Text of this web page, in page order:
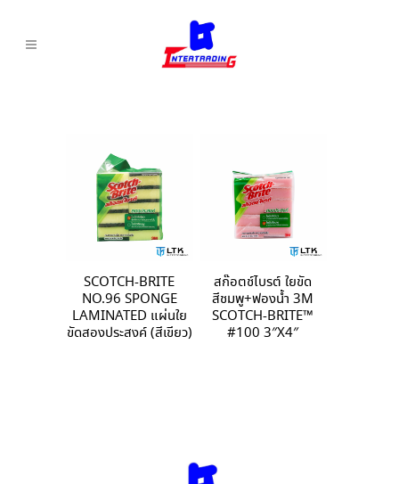
SCOTCH-BRITE
NO.96 SPONGE
LAMINATED แผ่นใย
ขัดสองประสงค์ (สีเขียว)
สก๊อตช์ไบรต์ ใยขัด
สีชมพู+ฟองน้ำ 3M
SCOTCH-BRITE™
#100 3″X4″